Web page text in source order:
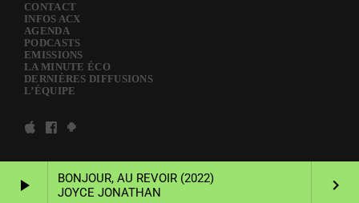
play_arrow
BONJOUR, AU REVOIR (2022)
JOYCE JONATHAN
keyboard_arrow_right
CONTACT
INFOS ACX
AGENDA
PODCASTS
EMISSIONS
LA MINUTE ÉCO
DERNIÈRES DIFFUSIONS
L’ÉQUIPE